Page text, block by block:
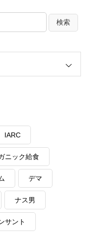
IARC
ニック給食
デマ
ナス男
サント